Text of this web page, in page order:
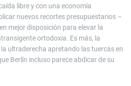
libre y con una economía
nuevos recortes presupuestarios –
mejor disposición para elevar la
ortodoxia. Es más, la
ultraderecha apretando las tuercas en
Berlín incluso parece abdicar de su